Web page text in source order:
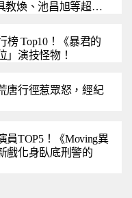
教煥、池昌旭等超級
榜 Top10！《暴君的
」演技怪物！
唐行徑惹眾怒，經紀
員TOP5！《Moving異
戲化身臥底刑警的